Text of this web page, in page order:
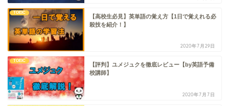
TOEIC
【高校生必見】英単語の覚え方【1日で覚えれる必
殺技を紹介！】
2020年7月29日
TOEIC
【評判】ユメジュクを徹底レビュー【by英語予備
校講師】
2020年7月7日